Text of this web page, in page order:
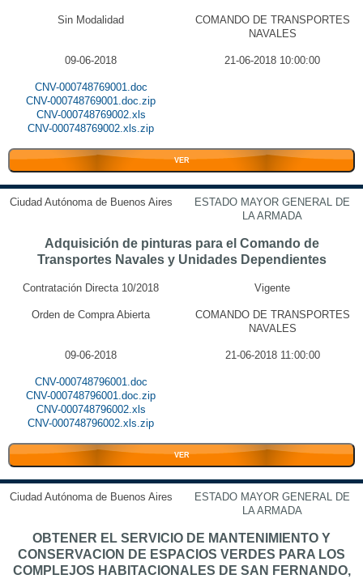
Sin Modalidad
COMANDO DE TRANSPORTES
NAVALES
09-06-2018 21-06-2018 10:00:00
CNV-000748769001.doc
CNV-000748769001.doc.zip
CNV-000748769002.xls
CNV-000748769002.xls.zip
VER
Ciudad Autónoma de Buenos Aires
ESTADO MAYOR GENERAL DE
LA ARMADA
Adquisición de pinturas para el Comando de
Transportes Navales y Unidades Dependientes
Contratación Directa 10/2018 Vigente
Orden de Compra Abierta
COMANDO DE TRANSPORTES
NAVALES
09-06-2018 21-06-2018 11:00:00
CNV-000748796001.doc
CNV-000748796001.doc.zip
CNV-000748796002.xls
CNV-000748796002.xls.zip
VER
Ciudad Autónoma de Buenos Aires
ESTADO MAYOR GENERAL DE
LA ARMADA
OBTENER EL SERVICIO DE MANTENIMIENTO Y
CONSERVACION DE ESPACIOS VERDES PARA LOS
COMPLEJOS HABITACIONALES DE SAN FERNANDO,